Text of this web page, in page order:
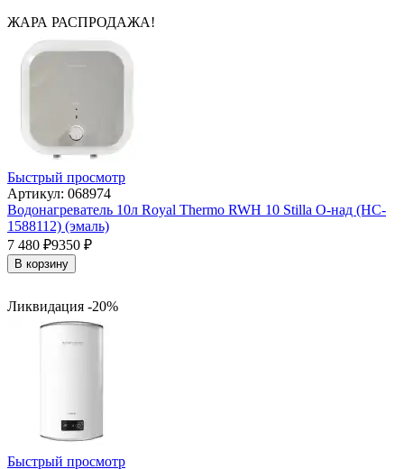
ЖАРА РАСПРОДАЖА!
Быстрый просмотр
Артикул: 068974
Водонагреватель 10л Royal Thermo RWH 10 Stilla O-над (HC-
1588112) (эмаль)
7 480 ₽9350 ₽
В корзину
Ликвидация -20%
Быстрый просмотр